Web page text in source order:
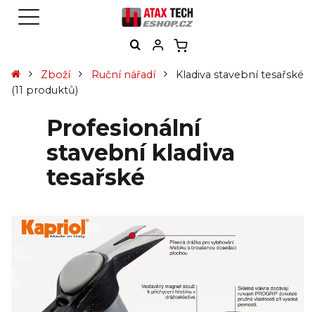
Zboží Ruční nářadí
Kladiva stavební tesařské
(11 produktů)
Profesionální
stavební kladiva
tesařské